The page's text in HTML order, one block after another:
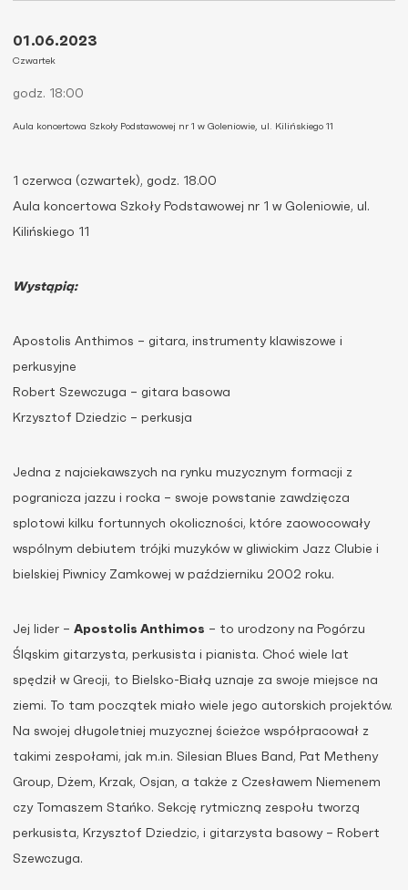
1 czerwca (czwartek), godz. 18.00
Aula koncertowa Szkoły Podstawowej nr 1 w Goleniowie, ul.
Kilińskiego 11
Wystąpią:
Apostolis Anthimos – gitara, instrumenty klawiszowe i
perkusyjne
Robert Szewczuga – gitara basowa
Krzysztof Dziedzic – perkusja
Jedna z najciekawszych na rynku muzycznym formacji z
pogranicza jazzu i rocka – swoje powstanie zawdzięcza
splotowi kilku fortunnych okoliczności, które zaowocowały
wspólnym debiutem trójki muzyków w gliwickim Jazz Clubie i
bielskiej Piwnicy Zamkowej w październiku 2002 roku.
Jej lider – Apostolis Anthimos – to urodzony na Pogórzu
Śląskim gitarzysta, perkusista i pianista. Choć wiele lat
spędził w Grecji, to Bielsko-Białą uznaje za swoje miejsce na
ziemi. To tam początek miało wiele jego autorskich projektów.
Na swojej długoletniej muzycznej ścieżce współpracował z
takimi zespołami, jak m.in. Silesian Blues Band, Pat Metheny
Group, Dżem, Krzak, Osjan, a także z Czesławem Niemenem
czy Tomaszem Stańko. Sekcję rytmiczną zespołu tworzą
perkusista, Krzysztof Dziedzic, i gitarzysta basowy – Robert
Szewczuga.
01.06.2023
Czwartek
godz. 18:00
Aula koncertowa Szkoły Podstawowej nr 1 w Goleniowie, ul. Kilińskiego 11